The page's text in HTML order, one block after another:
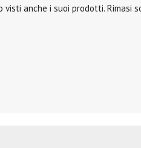
anche i suoi prodotti. Rimasi